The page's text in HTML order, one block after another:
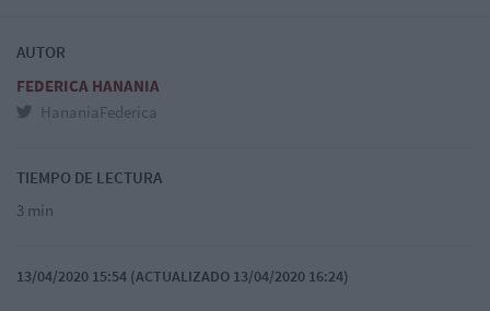
AUTOR
FEDERICA HANANIA
HananiaFederica
TIEMPO DE LECTURA
3 min
13/04/2020 15:54 (ACTUALIZADO 13/04/2020 16:24)